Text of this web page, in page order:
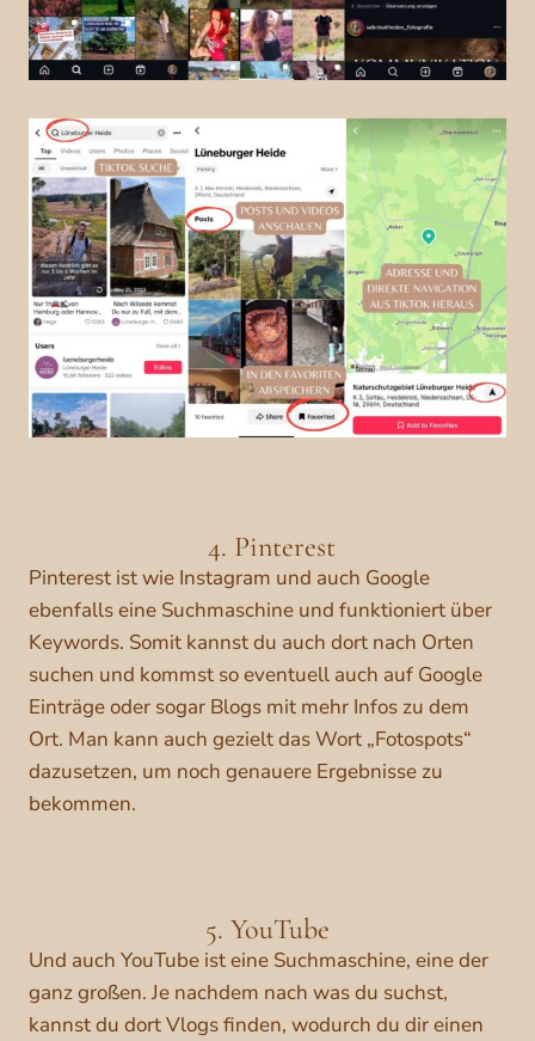
4. Pinterest
Pinterest ist wie Instagram und auch Google
ebenfalls eine Suchmaschine und funktioniert über
Keywords. Somit kannst du auch dort nach Orten
suchen und kommst so eventuell auch auf Google
Einträge oder sogar Blogs mit mehr Infos zu dem
Ort. Man kann auch gezielt das Wort „Fotospots“
dazusetzen, um noch genauere Ergebnisse zu
bekommen.
5. YouTube
Und auch YouTube ist eine Suchmaschine, eine der
ganz großen. Je nachdem nach was du suchst,
kannst du dort Vlogs finden, wodurch du dir einen